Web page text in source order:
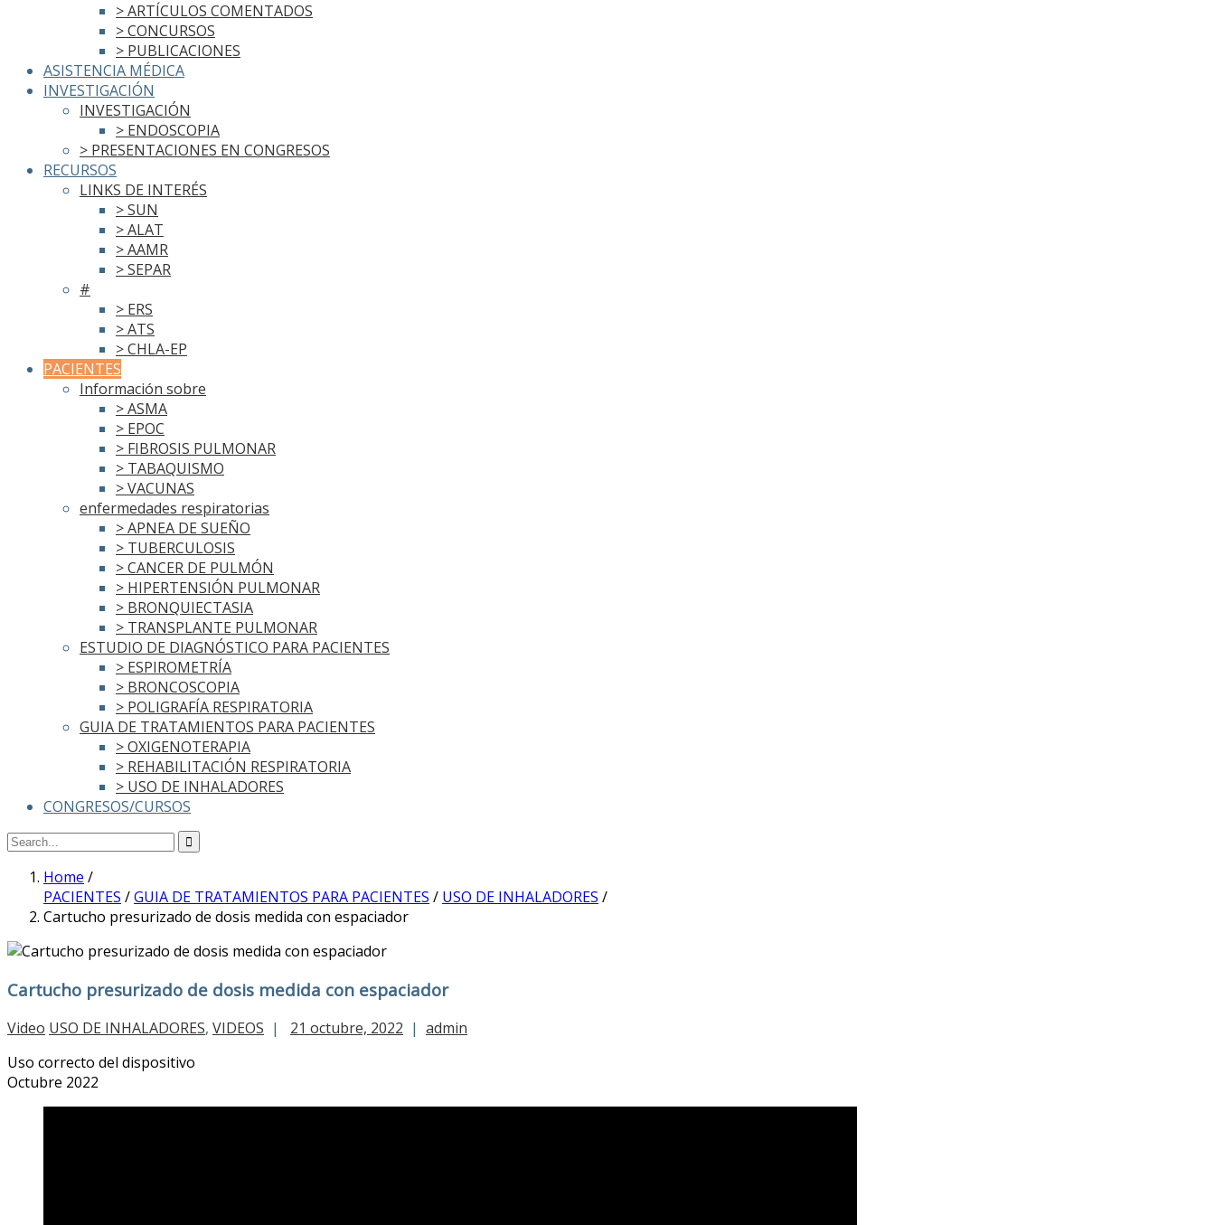
> ARTÍCULOS COMENTADOS
> CONCURSOS
> PUBLICACIONES
ASISTENCIA MÉDICA
INVESTIGACIÓN
INVESTIGACIÓN
> ENDOSCOPIA
> PRESENTACIONES EN CONGRESOS
RECURSOS
LINKS DE INTERÉS
> SUN
> ALAT
> AAMR
> SEPAR
#
> ERS
> ATS
> CHLA-EP
PACIENTES
Información sobre
> ASMA
> EPOC
> FIBROSIS PULMONAR
> TABAQUISMO
> VACUNAS
enfermedades respiratorias
> APNEA DE SUEÑO
> TUBERCULOSIS
> CANCER DE PULMÓN
> HIPERTENSIÓN PULMONAR
> BRONQUIECTASIA
> TRANSPLANTE PULMONAR
ESTUDIO DE DIAGNÓSTICO PARA PACIENTES
> ESPIROMETRÍA
> BRONCOSCOPIA
> POLIGRAFÍA RESPIRATORIA
GUIA DE TRATAMIENTOS PARA PACIENTES
> OXIGENOTERAPIA
> REHABILITACIÓN RESPIRATORIA
> USO DE INHALADORES
CONGRESOS/CURSOS
Home /
PACIENTES /GUIA DE TRATAMIENTOS PARA PACIENTES / USO DE INHALADORES /
Cartucho presurizado de dosis medida con espaciador
Cartucho presurizado de dosis medida con espaciador
Video USO DE INHALADORES, VIDEOS | 21 octubre, 2022 | admin
Uso correcto del dispositivo
Octubre 2022